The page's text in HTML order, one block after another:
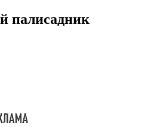
палисадник